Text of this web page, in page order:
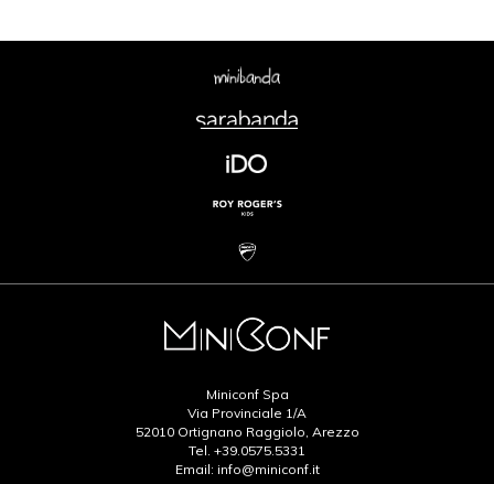
Miniconf Spa
Via Provinciale 1/A
52010 Ortignano Raggiolo, Arezzo
Tel. +39.0575.5331
Email: info@miniconf.it